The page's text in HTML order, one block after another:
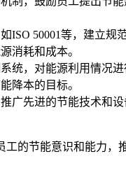
ISO 50001等，建立
消耗和成本。
统，对能源利用情况
降本的目标。
广先进的节能技术和
的节能意识和能力